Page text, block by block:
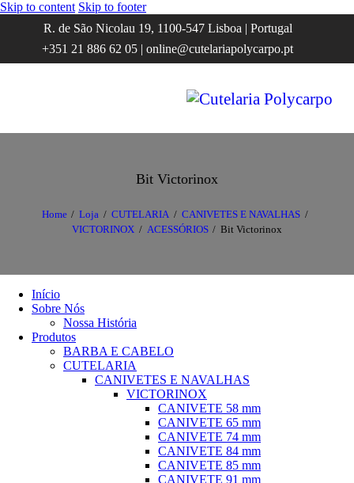
Skip to content Skip to footer
R. de São Nicolau 19, 1100-547 Lisboa | Portugal
+351 21 886 62 05 | online@cutelariapolycarpo.pt
Bit Victorinox
Home Loja CUTELARIA
CANIVETES E NAVALHAS
VICTORINOX
ACESSÓRIOS Bit Victorinox
Início
Sobre Nós
Nossa História
Produtos
BARBA E CABELO
CUTELARIA
CANIVETES E NAVALHAS
VICTORINOX
CANIVETE 58 mm
CANIVETE 65 mm
CANIVETE 74 mm
CANIVETE 84 mm
CANIVETE 85 mm
CANIVETE 91 mm